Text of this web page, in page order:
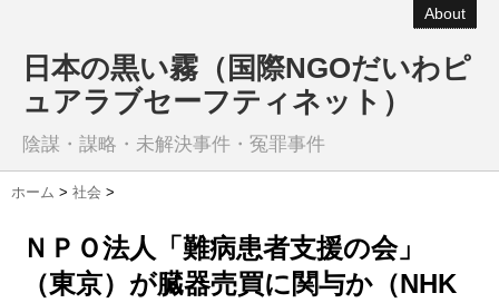
About
日本の黒い霧（国際NGOだいわピ
ュアラブセーフティネット）
陰謀・謀略・未解決事件・冤罪事件
ホーム > 社会 >
ＮＰＯ法人「難病患者支援の会」
（東京）が臓器売買に関与か（NHK